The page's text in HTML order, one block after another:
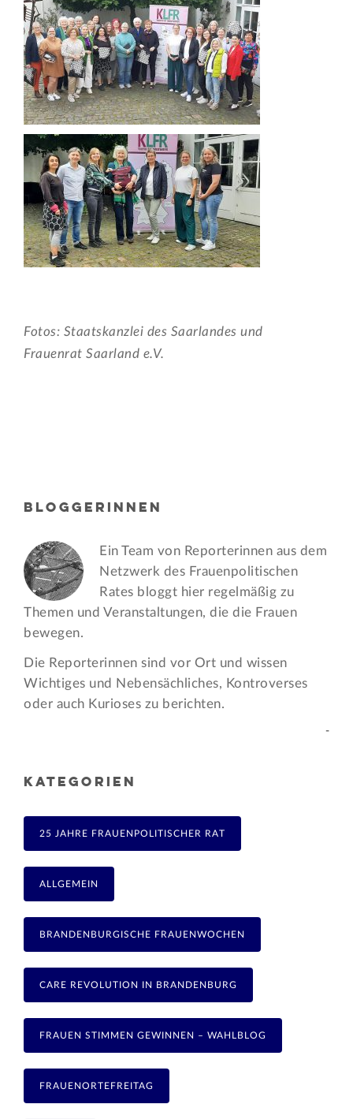
Fotos: Staatskanzlei des Saarlandes und
Frauenrat Saarland e.V.
BLOGGERINNEN
Ein Team von Reporterinnen aus dem
Netzwerk des Frauen­politischen
Rates bloggt hier regelmäßig zu
Themen und Veran­staltungen, die die Frauen
bewegen.
Die Reporterinnen sind vor Ort und wissen
Wichtiges und Nebensächliches, Kontroverses
oder auch Kurioses zu berichten.
-
KATEGORIEN
25 JAHRE FRAUENPOLITISCHER RAT
ALLGEMEIN
BRANDENBURGISCHE FRAUENWOCHEN
CARE REVOLUTION IN BRANDENBURG
FRAUEN STIMMEN GEWINNEN – WAHLBLOG
FRAUENORTEFREITAG